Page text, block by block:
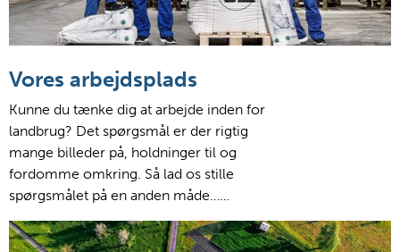
Vores arbejdsplads
Kunne du tænke dig at arbejde inden for
landbrug? Det spørgsmål er der rigtig
mange billeder på, holdninger til og
fordomme omkring. Så lad os stille
spørgsmålet på en anden måde……